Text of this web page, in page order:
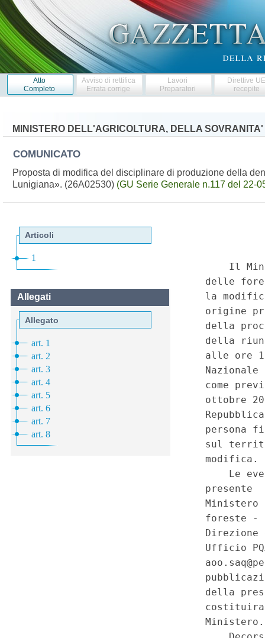
Atto
Completo
Avviso di rettifica
Errata corrige
Lavori
Preparatori
Direttive
recepite
MINISTERO DELL'AGRICOLTURA, DELLA
COMUNICATO
Proposta di modifica del disciplinare di produzione della
Lunigiana». (26A02530) (GU Serie Generale n.117 del 22-